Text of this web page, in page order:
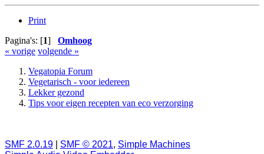
Print
Pagina's: [1] Omhoog
« vorige volgende »
Vegatopia Forum
Vegetarisch - voor iedereen
Lekker gezond
Tips voor eigen recepten van eco verzorging
SMF 2.0.19 SMF © 2021, Simple Machines